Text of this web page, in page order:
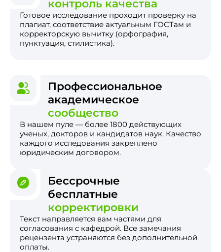
контроль качества
Готовое исследование проходит проверку на
плагиат, соответствие актуальным ГОСТам и
корректорскую вычитку (орфография,
пунктуация, стилистика).
Профессиональное
академическое
сообщество
В нашем пуле — более 1800 действующих
ученых, докторов и кандидатов наук. Качество
каждого исследования закреплено
юридическим договором.
Бессрочные
бесплатные
корректировки
Текст направляется вам частями для
согласования с кафедрой. Все замечания
рецензента устраняются без дополнительной
оплаты.